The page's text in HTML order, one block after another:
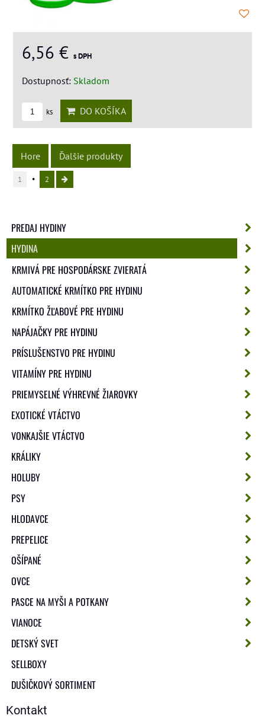
6,56 € s DPH
Dostupnosť: Skladom
ks DO KOŠÍKA
Hore Ďalšie produkty
1 2
PREDAJ HYDINY
HYDINA
KRMIVÁ PRE HOSPODÁRSKE ZVIERATÁ
AUTOMATICKÉ KRMÍTKO PRE HYDINU
KRMÍTKO ŽĽABOVÉ PRE HYDINU
NAPÁJAČKY PRE HYDINU
PRÍSLUŠENSTVO PRE HYDINU
VITAMÍNY PRE HYDINU
PRIEMYSELNÉ VÝHREVNÉ ŽIAROVKY
EXOTICKÉ VTÁCTVO
VONKAJŠIE VTÁCTVO
KRÁLIKY
HOLUBY
PSY
HLODAVCE
PREPELICE
OŠÍPANÉ
OVCE
PASCE NA MYŠI A POTKANY
VIANOCE
DETSKÝ SVET
SELLBOXY
DUŠIČKOVÝ SORTIMENT
Kontakt